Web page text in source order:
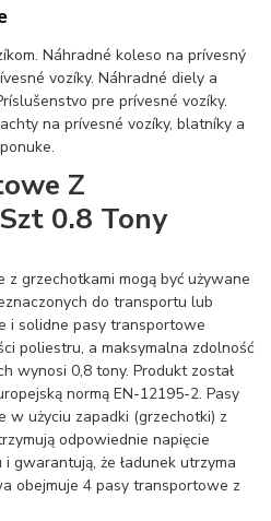
Náhradné koleso na prívesný
vozíky. Náhradné diely a
pre prívesné vozíky.
na prívesné vozíky, blatníky a
Z
0.8 Tony
z grzechotkami mogą być używane
do transportu lub
i solidne pasy transportowe
poliestru, a maksymalna zdolność
wynosi 0,8 tony. Produkt został
normą EN-12195-2. Pasy
w użyciu zapadki (grzechotki) z
odpowiednie napięcie
gwarantują, że ładunek utrzyma
obejmuje 4 pasy transportowe z